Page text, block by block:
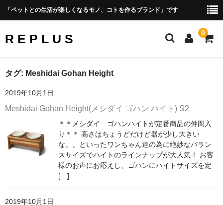
「ペットとの生活が楽しくなるモノ、コトを作るブランド」です
R E P L U S 0
Official Site
Amazon Shop Site
PRODUCT
Photo Gallery
CONCEPT
Shopping Guide
会社概要
タグ: Meshidai Gohan Height
2019年10月1日
Meshidai Gohan Height(メシダイ ゴハン ハイト) S2
＊＊メシダイ ゴハンハイトが定番商品の仲間入
り＊＊ 高さはちょうどだけど器が少し大きい
な。。といったワンちゃん達の為に絶妙なバラン
スサイズでハイトのラインナップが大人気！ お客
様のお声にお応えし、ゴハンにハイトサイズを定
[…]
2019年10月1日